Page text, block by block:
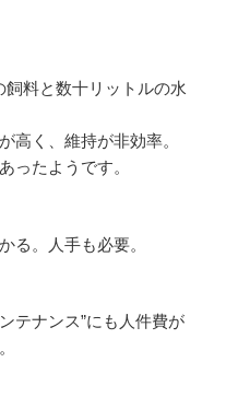
料と数十リットルの水
高く、維持が非効率。
ったようです。
る。人手も必要。
テナンス”にも人件費が